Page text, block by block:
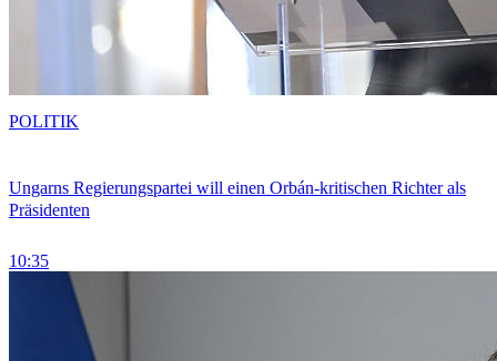
Ungarns Regierungspartei will einen Orbán-kritischen Richter als
Präsidenten
10:35
POLITIK